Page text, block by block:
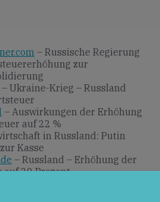
– Russische Regierung
zur
– Ukraine-Krieg – Russland
– Auswirkungen der Erhöhung
auf 22 %
in Russland: Putin
Kasse
– Russland – Erhöhung der
20 Prozent
fürchtet wegen des